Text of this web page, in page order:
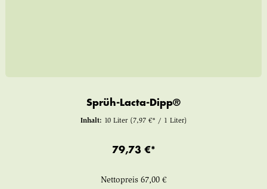
Sprüh-Lacta-Dipp®
Inhalt: 10 Liter (7,97 €* / 1 Liter)
79,73 €*
Nettopreis 67,00 €